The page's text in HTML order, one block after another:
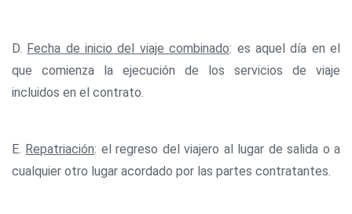
D. Fecha de inicio del viaje combinado: es aquel día en el
que comienza la ejecución de los servicios de viaje
incluidos en el contrato.
E. Repatriación: el regreso del viajero al lugar de salida o a
cualquier otro lugar acordado por las partes contratantes.